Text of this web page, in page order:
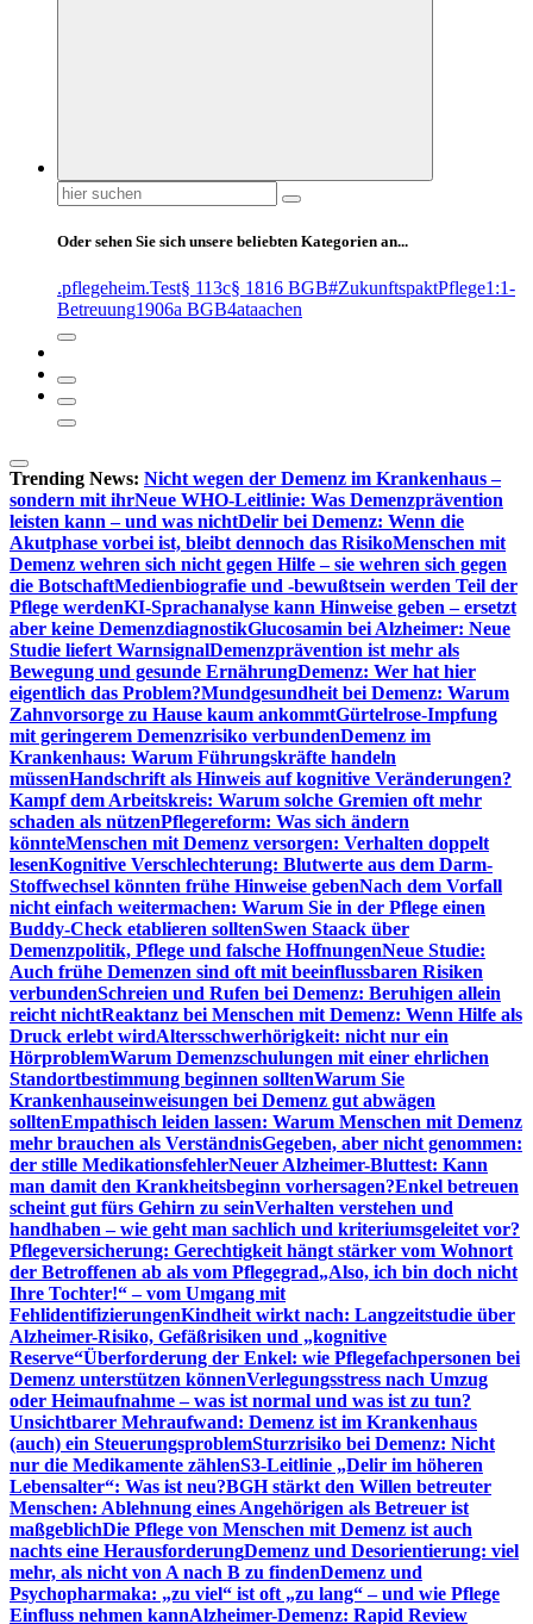
Suchen
nach:
Oder sehen Sie sich unsere beliebten Kategorien an...
.pflegeheim.Test§ 113c§ 1816 BGB#ZukunftspaktPflege1:1-
Betreuung1906a BGB4ataachen
Trending News: Nicht wegen der Demenz im Krankenhaus –
sondern mit ihrNeue WHO-Leitlinie: Was Demenzprävention
leisten kann – und was nichtDelir bei Demenz: Wenn die
Akutphase vorbei ist, bleibt dennoch das RisikoMenschen mit
Demenz wehren sich nicht gegen Hilfe – sie wehren sich gegen
die BotschaftMedienbiografie und -bewußtsein werden Teil der
Pflege werdenKI-Sprachanalyse kann Hinweise geben – ersetzt
aber keine DemenzdiagnostikGlucosamin bei Alzheimer: Neue
Studie liefert WarnsignalDemenzprävention ist mehr als
Bewegung und gesunde ErnährungDemenz: Wer hat hier
eigentlich das Problem?Mundgesundheit bei Demenz: Warum
Zahnvorsorge zu Hause kaum ankommtGürtelrose-Impfung
mit geringerem Demenzrisiko verbundenDemenz im
Krankenhaus: Warum Führungskräfte handeln
müssenHandschrift als Hinweis auf kognitive Veränderungen?
Kampf dem Arbeitskreis: Warum solche Gremien oft mehr
schaden als nützenPflegereform: Was sich ändern
könnteMenschen mit Demenz versorgen: Verhalten doppelt
lesenKognitive Verschlechterung: Blutwerte aus dem Darm-
Stoffwechsel könnten frühe Hinweise gebenNach dem Vorfall
nicht einfach weitermachen: Warum Sie in der Pflege einen
Buddy-Check etablieren solltenSwen Staack über
Demenzpolitik, Pflege und falsche HoffnungenNeue Studie:
Auch frühe Demenzen sind oft mit beeinflussbaren Risiken
verbundenSchreien und Rufen bei Demenz: Beruhigen allein
reicht nichtReaktanz bei Menschen mit Demenz: Wenn Hilfe als
Druck erlebt wirdAltersschwerhörigkeit: nicht nur ein
HörproblemWarum Demenzschulungen mit einer ehrlichen
Standortbestimmung beginnen solltenWarum Sie
Krankenhauseinweisungen bei Demenz gut abwägen
solltenEmpathisch leiden lassen: Warum Menschen mit Demenz
mehr brauchen als VerständnisGegeben, aber nicht genommen:
der stille MedikationsfehlerNeuer Alzheimer-Bluttest: Kann
man damit den Krankheitsbeginn vorhersagen?Enkel betreuen
scheint gut fürs Gehirn zu seinVerhalten verstehen und
handhaben – wie geht man sachlich und kriteriumsgeleitet vor?
Pflegeversicherung: Gerechtigkeit hängt stärker vom Wohnort
der Betroffenen ab als vom Pflegegrad„Also, ich bin doch nicht
Ihre Tochter!“ – vom Umgang mit
FehlidentifizierungenKindheit wirkt nach: Langzeitstudie über
Alzheimer-Risiko, Gefäßrisiken und „kognitive
Reserve“Überforderung der Enkel: wie Pflegefachpersonen bei
Demenz unterstützen könnenVerlegungsstress nach Umzug
oder Heimaufnahme – was ist normal und was ist zu tun?
Unsichtbarer Mehraufwand: Demenz ist im Krankenhaus
(auch) ein SteuerungsproblemSturzrisiko bei Demenz: Nicht
nur die Medikamente zählenS3-Leitlinie „Delir im höheren
Lebensalter“: Was ist neu?BGH stärkt den Willen betreuter
Menschen: Ablehnung eines Angehörigen als Betreuer ist
maßgeblichDie Pflege von Menschen mit Demenz ist auch
nachts eine HerausforderungDemenz und Desorientierung: viel
mehr, als nicht von A nach B zu findenDemenz und
Psychopharmaka: „zu viel“ ist oft „zu lang“ – und wie Pflege
Einfluss nehmen kannAlzheimer-Demenz: Rapid Review